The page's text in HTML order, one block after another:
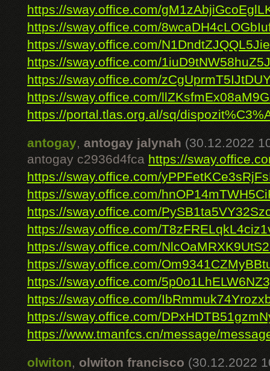
https://sway.office.com/
https://sway.office.com/
https://sway.office.com/
https://sway.office.com/
https://sway.office.com/
https://sway.office.com/
https://portal.tlas.org.al/sq/
antogay, antogay jalynah (30.12.2022
antogay c2936d4fca https://
https://sway.office.com/
https://sway.office.com/
https://sway.office.com/
https://sway.office.com/
https://sway.office.com/
https://sway.office.com/
https://sway.office.com/
https://sway.office.com/
https://sway.office.com/
https://www.tmanfcs.cn/message/
olwiton, olwiton francisco (30.12.2022